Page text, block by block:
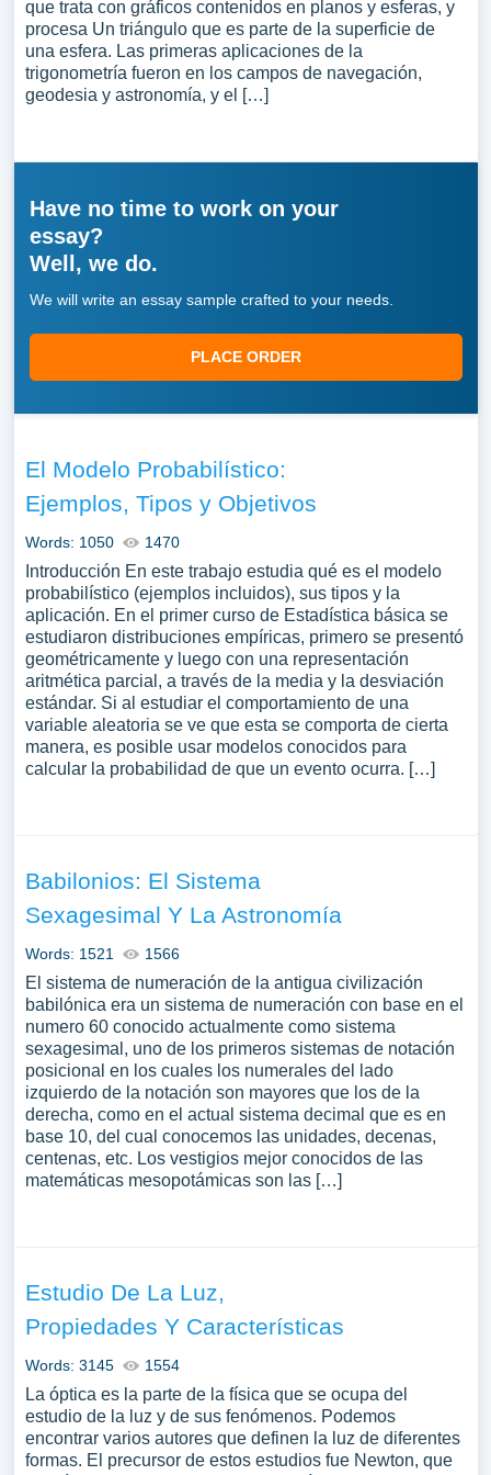
que trata con gráficos contenidos en planos y esferas, y
procesa Un triángulo que es parte de la superficie de
una esfera. Las primeras aplicaciones de la
trigonometría fueron en los campos de navegación,
geodesia y astronomía, y el […]
Have no time to work on your
essay?
Well, we do.
We will write an essay sample crafted to your needs.
PLACE ORDER
El Modelo Probabilístico:
Ejemplos, Tipos y Objetivos
Words: 1050 1470
Introducción En este trabajo estudia qué es el modelo
probabilístico (ejemplos incluidos), sus tipos y la
aplicación. En el primer curso de Estadística básica se
estudiaron distribuciones empíricas, primero se presentó
geométricamente y luego con una representación
aritmética parcial, a través de la media y la desviación
estándar. Si al estudiar el comportamiento de una
variable aleatoria se ve que esta se comporta de cierta
manera, es posible usar modelos conocidos para
calcular la probabilidad de que un evento ocurra. […]
Babilonios: El Sistema
Sexagesimal Y La Astronomía
Words: 1521 1566
El sistema de numeración de la antigua civilización
babilónica era un sistema de numeración con base en el
numero 60 conocido actualmente como sistema
sexagesimal, uno de los primeros sistemas de notación
posicional en los cuales los numerales del lado
izquierdo de la notación son mayores que los de la
derecha, como en el actual sistema decimal que es en
base 10, del cual conocemos las unidades, decenas,
centenas, etc. Los vestigios mejor conocidos de las
matemáticas mesopotámicas son las […]
Estudio De La Luz,
Propiedades Y Características
Words: 3145 1554
La óptica es la parte de la física que se ocupa del
estudio de la luz y de sus fenómenos. Podemos
encontrar varios autores que definen la luz de diferentes
formas. El precursor de estos estudios fue Newton, que